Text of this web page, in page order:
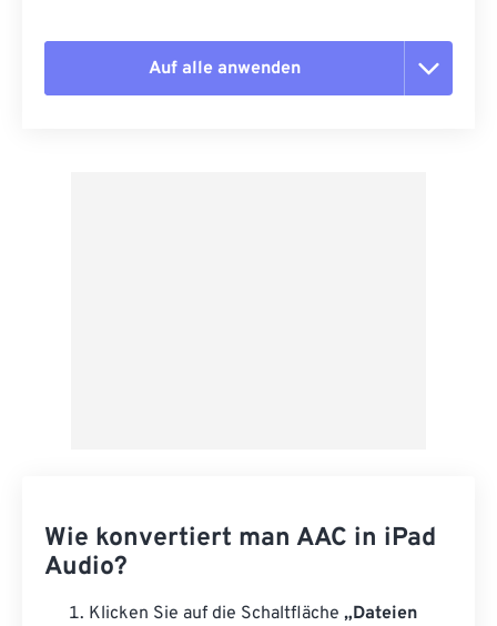
Auf alle anwenden
Wie konvertiert man AAC in iPad
Audio?
Klicken Sie auf die Schaltfläche „Dateien